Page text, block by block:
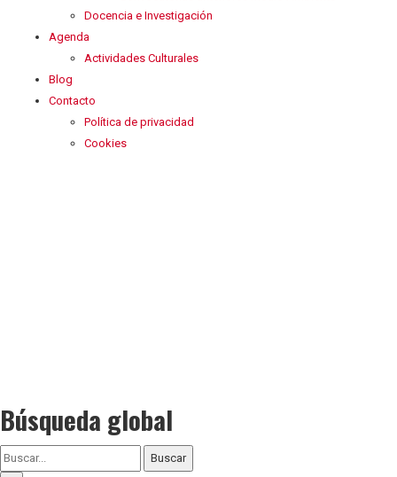
Docencia e Investigación
Agenda
Actividades Culturales
Blog
Contacto
Política de privacidad
Cookies
Búsqueda global
Buscar